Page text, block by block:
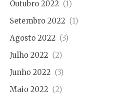
Outubro 2022 (1)
Setembro 2022 (1)
Agosto 2022 (3)
Julho 2022 (2)
Junho 2022 (3)
Maio 2022 (2)